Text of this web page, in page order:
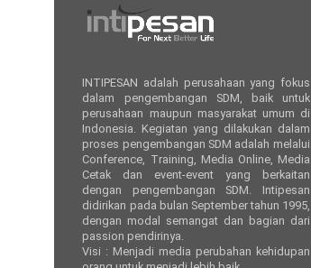
INTIPESAN adalah perusahaan yang fokus
dalam pengembangan SDM, baik untuk
perusahaan maupun masyarakat umum di
Indonesia. Kegiatan yang dilakukan dalam
proses pengembangan SDM adalah melalui
Conference, Training, Media Online, Media
Cetak dan event-event yang berkaitan
dengan pengembangan SDM. Intipesan
didirikan pada bulan September tahun 1995,
dengan modal semangat dan bagian dari
passion pendirinya.
Visi : Menjadi media perubahan kehidupan